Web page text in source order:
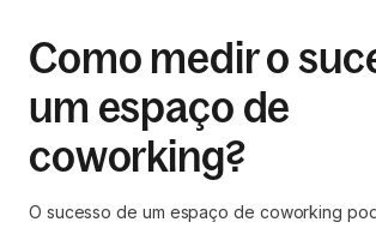
Como medir o
um espaço de
coworking?
O sucesso de um espaço de coworking